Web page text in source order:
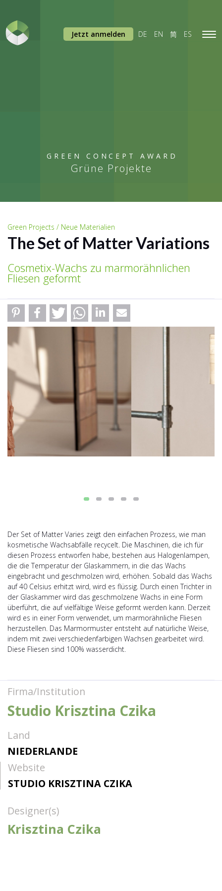
GREEN CONCEPT AWARD
Grüne Projekte
Jetzt anmelden DE EN 简 ES
Green Projects / Neue Materialien
The Set of Matter Variations
Cosmetix-Wachs zu marmorähnlichen
Fliesen geformt
Der Set of Matter Varies zeigt den einfachen Prozess, wie man
kosmetische Wachsabfälle recycelt. Die Maschinen, die ich für
diesen Prozess entworfen habe, bestehen aus Halogenlampen,
die die Temperatur der Glaskammern, in die das Wachs
eingebracht und geschmolzen wird, erhöhen. Sobald das Wachs
auf 40 Celsius erhitzt wird, wird es flüssig. Durch einen Trichter in
der Glaskammer wird das geschmolzene Wachs in eine Form
überführt, die auf vielfältige Weise geformt werden kann. Derzeit
wird es in einer Form verwendet, um marmorähnliche Fliesen
herzustellen. Das Marmormuster entsteht auf natürliche Weise,
indem mit zwei verschiedenfarbigen Wachsen gearbeitet wird.
Diese Fliesen sind 100% wasserdicht.
Firma/Institution
Studio Krisztina Czika
Land
NIEDERLANDE
Website
STUDIO KRISZTINA CZIKA
Designer(s)
Krisztina Czika